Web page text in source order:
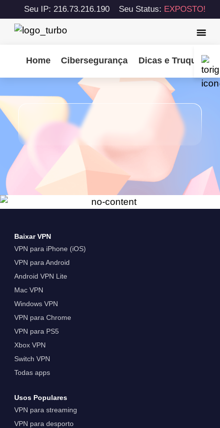
Seu IP: 216.73.216.190 Seu Status: EXPOSTO!
Home Cibersegurança Dicas e Truques
Baixar VPN
VPN para iPhone (iOS)
VPN para Android
Android VPN Lite
Mac VPN
Windows VPN
VPN para Chrome
VPN para PS5
Xbox VPN
Switch VPN
Todas apps
Usos Populares
VPN para streaming
VPN para desporto